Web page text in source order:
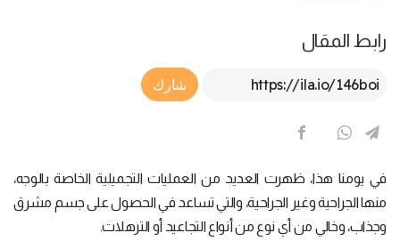
رابط المقال
Article Link
شارك
في يومنا هذا، ظهرت العديد من العمليات التجميلية الخاصة بالوجه،
منها الجراحية وغير الجراحية، والتي تساعد في الحصول على جسم مشرق
وجذاب، وخالي من أي نوع من أنواع التجاعيد أو الترهلات.